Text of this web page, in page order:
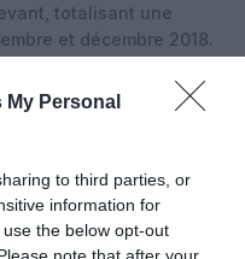
Personal
to third parties, or
information for
the below opt-out
totalisant une
et décembre 2018.
vers l’Amérique
oscillant entre
Toutes destinations
des prix est de 14,6%
et de 15,4% pour
Cette hausse